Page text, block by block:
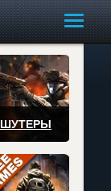
ШУТЕРЫ